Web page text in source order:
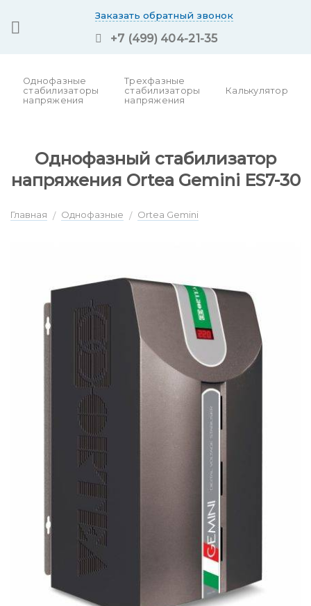
to
Заказать обратный звонок
+7 (499) 404-21-35
Однофазные
стабилизаторы
напряжения
Трехфазные
стабилизаторы
напряжения
Калькулятор
Однофазный стабилизатор
напряжения Ortea Gemini ES7-30
Главная / Однофазные / Ortea Gemini